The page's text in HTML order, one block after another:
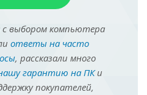
выбором компьютера
ответы на часто
, рассказали много
гарантию на ПКи
покупателей,